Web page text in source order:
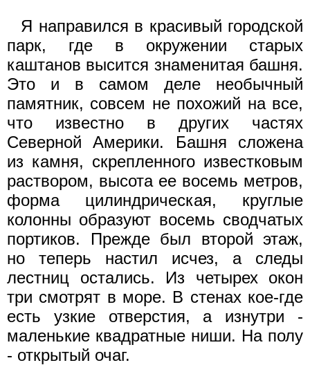
Я направился в красивый городской
парк, где в окружении старых
каштанов высится знаменитая башня.
Это и в самом деле необычный
памятник, совсем не похожий на все,
что известно в других частях
Северной Америки. Башня сложена
из камня, скрепленного известковым
раствором, высота ее восемь метров,
форма цилиндрическая, круглые
колонны образуют восемь сводчатых
портиков. Прежде был второй этаж,
но теперь настил исчез, а следы
лестниц остались. Из четырех окон
три смотрят в море. В стенах кое-где
есть узкие отверстия, а изнутри -
маленькие квадратные ниши. На полу
- открытый очаг.